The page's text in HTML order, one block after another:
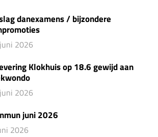
danexamens / bijzondere
2026
Klokhuis op 18.6 gewijd aan
2026
juni 2026
2026